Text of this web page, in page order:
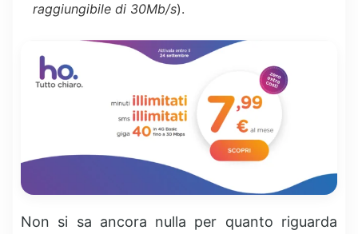
raggiungibile di 30Mb/s).
Non si sa ancora nulla per quanto riguarda